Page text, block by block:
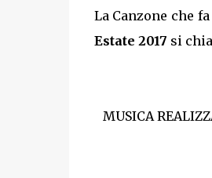
La Canzone che
Estate 2017 si
MUSICA